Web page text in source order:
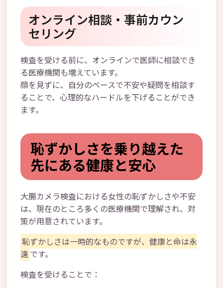
オンライン相談・事前カウン
セリング
検査を受ける前に、オンラインで医師に相談でき
る医療機関も増えています。
顔を見ずに、自分のペースで不安や疑問を相談す
ることで、心理的なハードルを下げることができ
ます。
恥ずかしさを乗り越えた
先にある健康と安心
大腸カメラ検査における女性の恥ずかしさや不安
は、現在のところ多くの医療機関で理解され、対
策が用意されています。
恥ずかしさは一時的なものですが、健康と命は永
遠 です。
検査を受けることで：